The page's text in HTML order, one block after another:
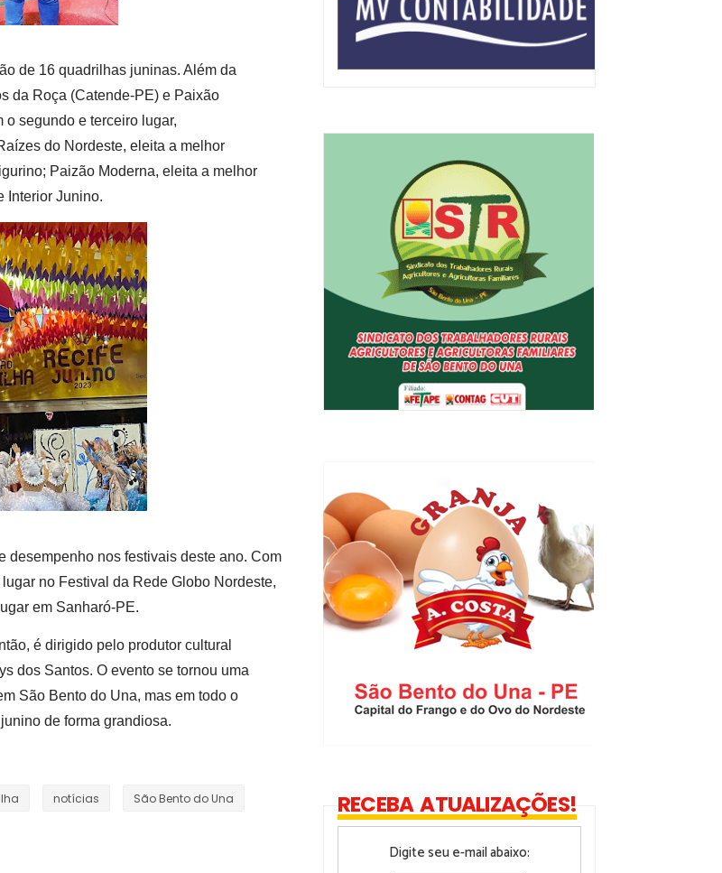
de 16 quadrilhas juninas. Além da
da Roça (Catende-PE) e Paixão
o segundo e terceiro lugar,
do Nordeste, eleita a melhor
Paizão Moderna, eleita a melhor
Interior Junino.
desempenho nos festivais deste ano. Com
no Festival da Rede Globo Nordeste,
em Sanharó-PE.
é dirigido pelo produtor cultural
dos Santos. O evento se tornou uma
São Bento do Una, mas em todo o
de forma grandiosa.
notícias São Bento do Una RECEBA ATUALIZAÇÕES!
Digite seu e-mail abaixo: